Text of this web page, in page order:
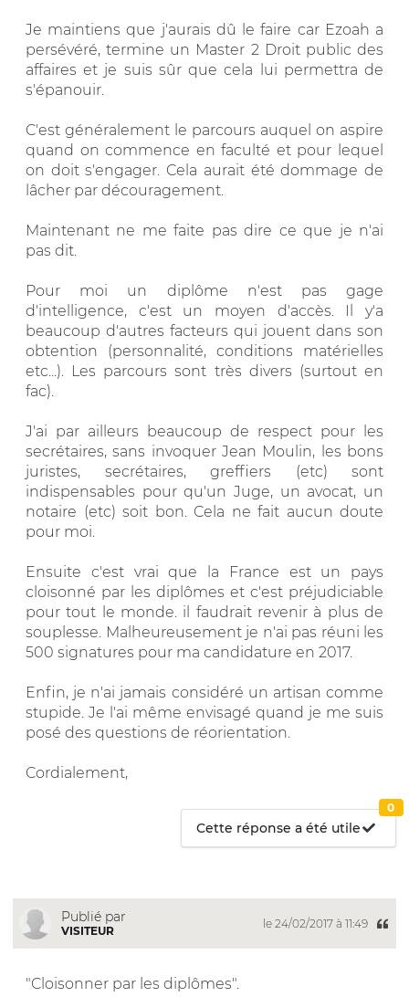
Je maintiens que j'aurais dû le faire car Ezoah a
persévéré, termine un Master 2 Droit public des
affaires et je suis sûr que cela lui permettra de
s'épanouir.
C'est généralement le parcours auquel on aspire
quand on commence en faculté et pour lequel
on doit s'engager. Cela aurait été dommage de
lâcher par découragement.
Maintenant ne me faite pas dire ce que je n'ai
pas dit.
Pour moi un diplôme n'est pas gage
d'intelligence, c'est un moyen d'accès. Il y'a
beaucoup d'autres facteurs qui jouent dans son
obtention (personnalité, conditions matérielles
etc...). Les parcours sont très divers (surtout en
fac).
J'ai par ailleurs beaucoup de respect pour les
secrétaires, sans invoquer Jean Moulin, les bons
juristes, secrétaires, greffiers (etc) sont
indispensables pour qu'un Juge, un avocat, un
notaire (etc) soit bon. Cela ne fait aucun doute
pour moi.
Ensuite c'est vrai que la France est un pays
cloisonné par les diplômes et c'est préjudiciable
pour tout le monde. il faudrait revenir à plus de
souplesse. Malheureusement je n'ai pas réuni les
500 signatures pour ma candidature en 2017.
Enfin, je n'ai jamais considéré un artisan comme
stupide. Je l'ai même envisagé quand je me suis
posé des questions de réorientation.
Cordialement,
Cette réponse a été utile
0
Publié par
VISITEUR
le 24/02/2017 à 11:49
"Cloisonner par les diplômes".